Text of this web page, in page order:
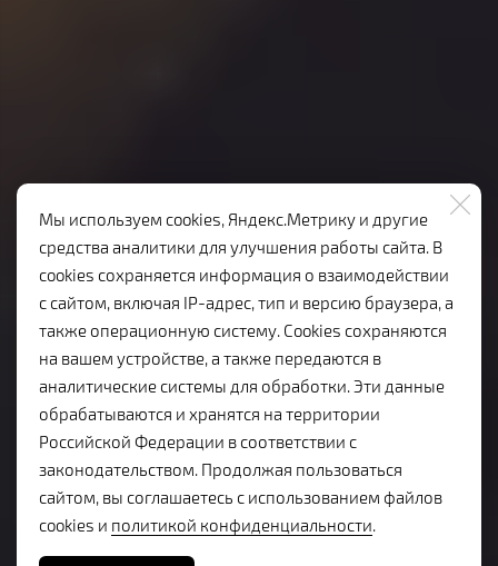
КАБАРЕ ПУШКИН
По мотивам драматического цикла
Мы используем cookies, Яндекс.Метрику и другие
средства аналитики для улучшения работы сайта. В
cookies сохраняется информация о взаимодействии
с сайтом, включая IP-адрес, тип и версию браузера, а
также операционную систему. Cookies сохраняются
на вашем устройстве, а также передаются в
аналитические системы для обработки. Эти данные
обрабатываются и хранятся на территории
Российской Федерации в соответствии с
законодательством. Продолжая пользоваться
сайтом, вы соглашаетесь с использованием файлов
cookies и политикой конфиденциальности.